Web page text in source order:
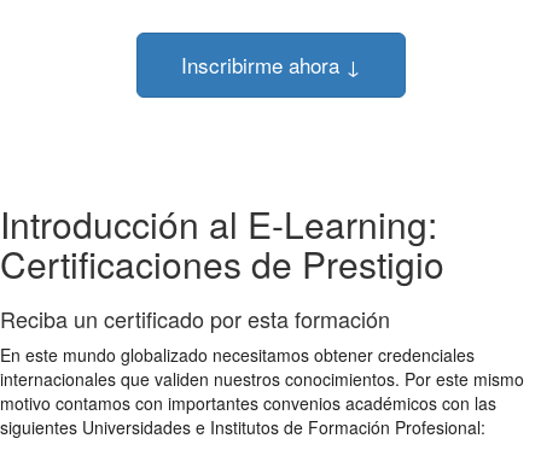
Inscribirme ahora ↓
Introducción al E-Learning:
Certificaciones de Prestigio
Reciba un certificado por esta formación
En este mundo globalizado necesitamos obtener credenciales
internacionales que validen nuestros conocimientos. Por este mismo
motivo contamos con importantes convenios académicos con las
siguientes Universidades e Institutos de Formación Profesional: